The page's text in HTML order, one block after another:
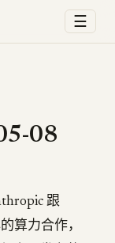
☰
08
跟
算力合作，